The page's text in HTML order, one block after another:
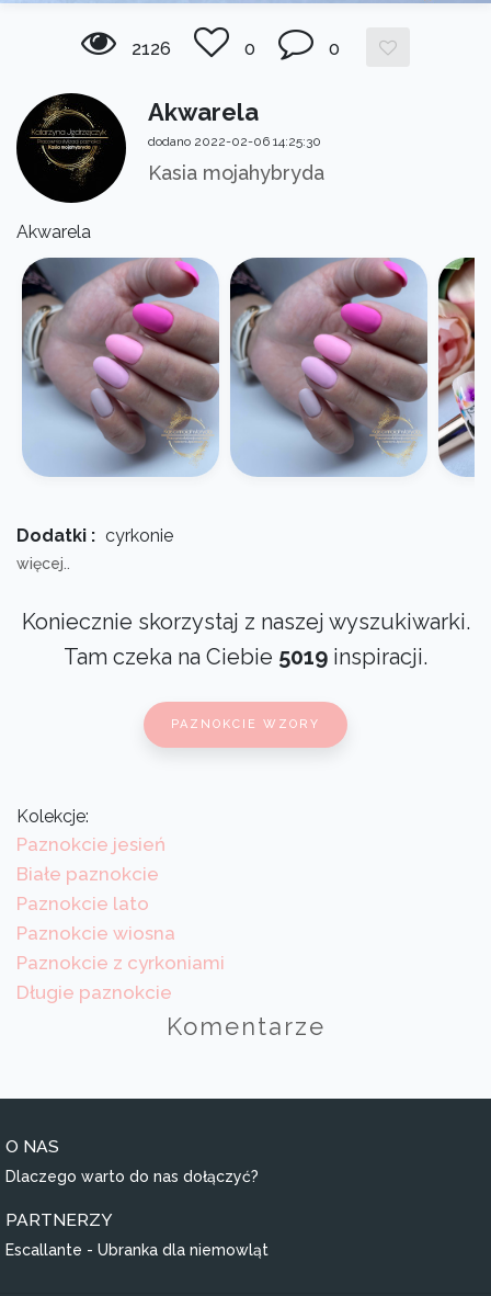
2126 0 0
Akwarela
dodano 2022-02-06 14:25:30
Kasia mojahybryda
Akwarela
Dodatki : cyrkonie
więcej..
Koniecznie skorzystaj z naszej wyszukiwarki.
Tam czeka na Ciebie 5019 inspiracji.
PAZNOKCIE WZORY
Kolekcje:
Paznokcie jesień
Białe paznokcie
Paznokcie lato
Paznokcie wiosna
Paznokcie z cyrkoniami
Długie paznokcie
Komentarze
O NAS
Dlaczego warto do nas dołączyć?
PARTNERZY
Escallante - Ubranka dla niemowląt